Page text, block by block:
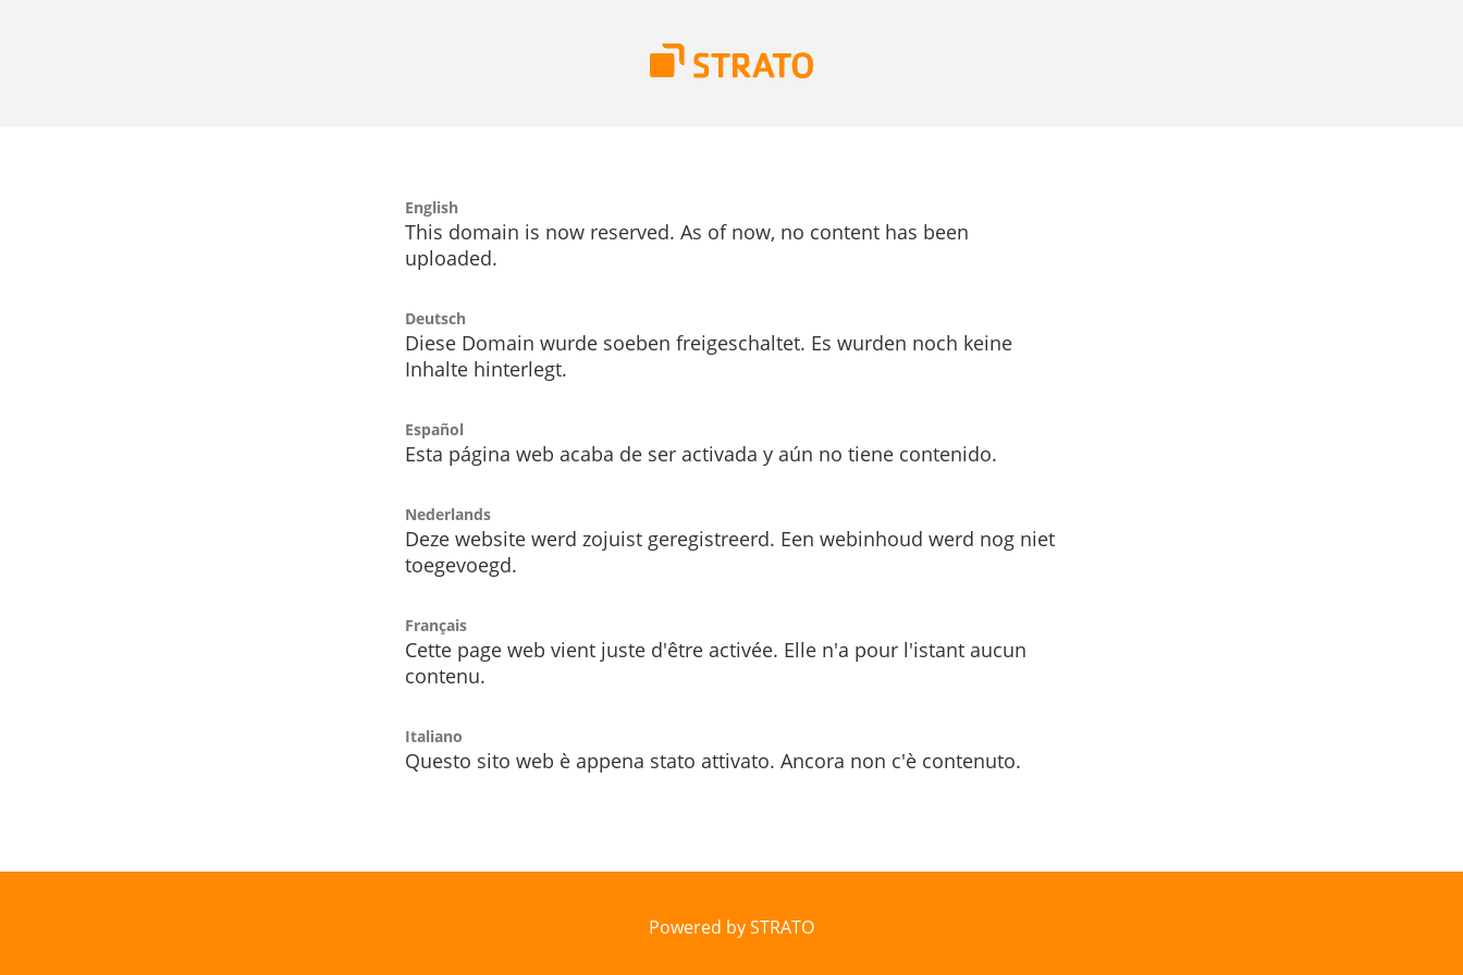
English
This domain is now reserved. As of now, no content has been
uploaded.
Deutsch
Diese Domain wurde soeben freigeschaltet. Es wurden noch keine
Inhalte hinterlegt.
Español
Esta página web acaba de ser activada y aún no tiene contenido.
Nederlands
Deze website werd zojuist geregistreerd. Een webinhoud werd nog niet
toegevoegd.
Français
Cette page web vient juste d'être activée. Elle n'a pour l'istant aucun
contenu.
Italiano
Questo sito web è appena stato attivato. Ancora non c'è contenuto.
Powered by STRATO